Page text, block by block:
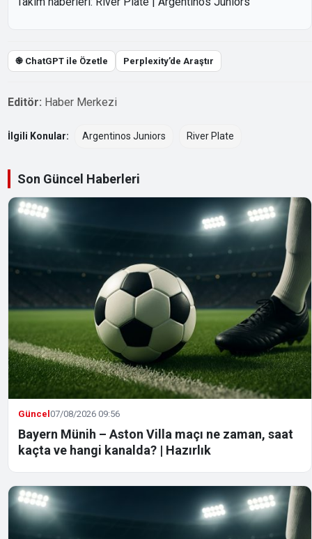
֎ ChatGPT ile Özetle Perplexity’de Araştır
Editör: Haber Merkezi
İlgili Konular: Argentinos Juniors River Plate
Son Güncel Haberleri
Güncel07/08/2026 09:56
Bayern Münih – Aston Villa maçı ne zaman, saat
kaçta ve hangi kanalda? | Hazırlık